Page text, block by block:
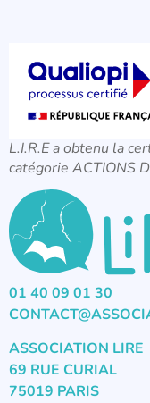
L.I.R.E a obtenu la
catégorie ACTIONS
01 40 09 01 30
ASSOCIATION LIRE
69 RUE CURIAL
75019 PARIS